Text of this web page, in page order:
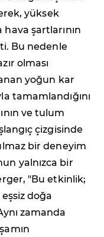
yüksek
şartlarının
Bu nedenle
olması
yoğun kar
tamamlandığını
ve tulum
çizgisinde
bir deneyim
yalnızca bir
"Bu etkinlik;
doğa
zamanda